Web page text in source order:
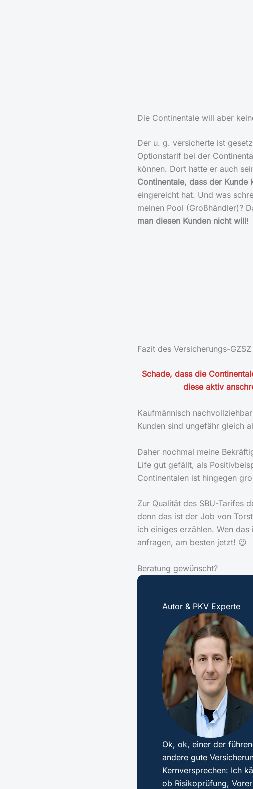
Die Continentale will aber
Der u. g. versicherte ist
Optionstarif bei der
können. Dort hatte er auch
Continentale, dass der Kunde
eingereicht hat. Und was
meinen Pool (Großhändler)?
man diesen Kunden nicht will!
Fazit des Versicherungs-GZSZ
Schade, dass die
diese aktiv
Kaufmännisch
Kunden sind ungefähr gleich
Daher nochmal meine
Life gut gefällt, als
Continentalen ist hingegen
Zur Qualität des SBU-Tarifes
denn das ist der Job von
ich einiges erzählen. Wen
anfragen, am besten jetzt! 😉
Beratung gewünscht?
Autor & PKV Experte
Ok, ok, einer der
andere gute
Kernversprechen: Ich
ob Risikoprüfung,